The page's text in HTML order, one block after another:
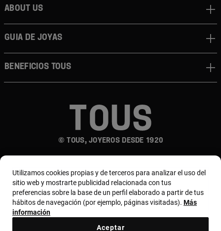
© TOUS, JOYEROS DESDE 1920
About us
Guia de joyas
Beneficios TOUS
País y moneda:
Euro
Utilizamos cookies propias y de terceros para analizar el uso del
sitio web y mostrarte publicidad relacionada con tus
preferencias sobre la base de un perfil elaborado a partir de tus
hábitos de navegación (por ejemplo, páginas visitadas). Más
información
Aceptar